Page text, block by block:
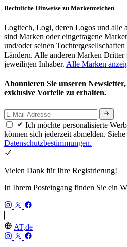
Rechtliche Hinweise zu Markenzeichen
Logitech, Logi, deren Logos und alle
sind Marken oder eingetragene
und/oder seinen
Ländern. Alle anderen Marken Dritter
jeweiligen Inhaber. Alle Marken
Abonnieren Sie unseren
exklusive Vorteile zu erhalten.
Ich möchte personalisierte
können sich jederzeit abmelden. Siehe
Datenschutzbestimmungen.
Vielen Dank für Ihre Registrierung!
In Ihrem Posteingang finden Sie ein
AT,de